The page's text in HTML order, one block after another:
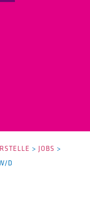
> JOBS >
D